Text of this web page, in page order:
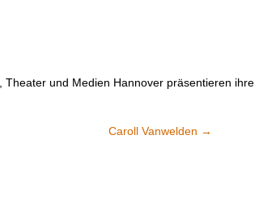
und Medien Hannover präsentieren ihre
Caroll Vanwelden →